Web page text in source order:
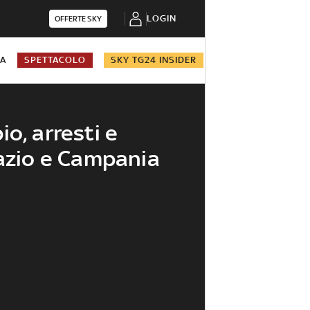
OFFERTE SKY LOGIN
SPETTACOLO SKY TG24 INSIDER
arresti e
e Campania